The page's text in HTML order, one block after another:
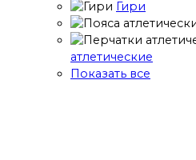
Гири
атлетические
Показать все